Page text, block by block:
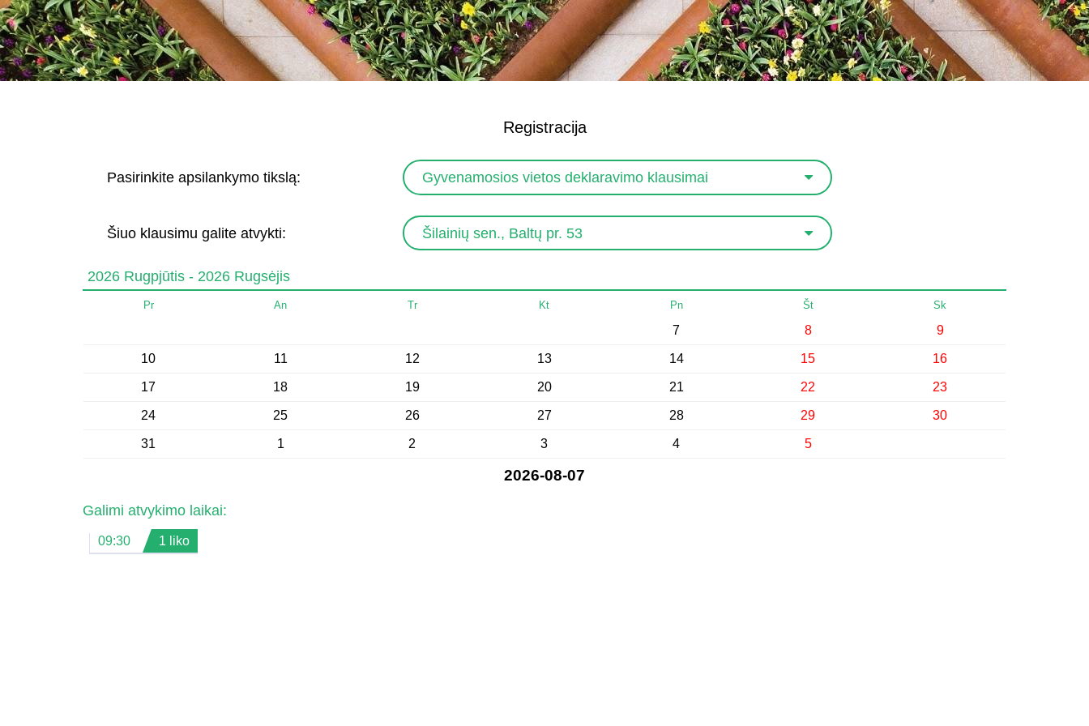
Registracija
Pasirinkite apsilankymo tikslą: Gyvenamosios vietos deklaravimo klausimai
Šiuo klausimu galite atvykti: Šilainių sen., Baltų pr. 53
2026 Rugpjūtis - 2026 Rugsėjis
Pr An Tr Kt Pn Št Sk
7 8 9
10 11 12 13 14 15 16
17 18 19 20 21 22 23
24 25 26 27 28 29 30
31 1 2 3 4 5
2026-08-07
Galimi atvykimo laikai:
09:30 1 liko